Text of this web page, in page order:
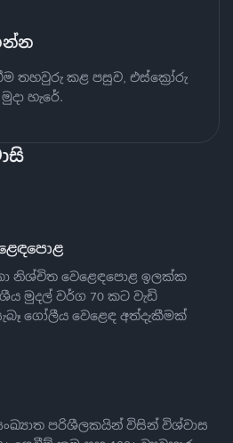
තහවුරු කළ පසුව, එස්ක්‍රෝරු
හැරේ.
නිශ්චිත වෙළෙඳපොළ ඉලක්ක
මුදල් වර්ග 70 කට වැඩි
ගෝලීය වෙළෙඳ අත්දැකීමක්
පරිශීලකයින් විසින් විශ්වාස